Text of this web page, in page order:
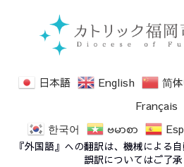
日本語 English 简
Français
한국어
ဗမာစာ
『外国語』への翻訳は、機械による
誤訳についてはご了承